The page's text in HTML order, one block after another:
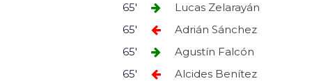
Lucas Zelarayán
65'
Adrián Sánchez
65'
Agustín Falcón
65'
Alcides Benítez
65'